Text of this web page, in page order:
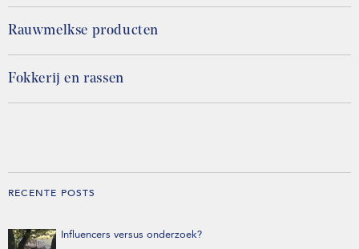
Rauwmelkse producten
Fokkerij en rassen
RECENTE POSTS
Influencers versus onderzoek?